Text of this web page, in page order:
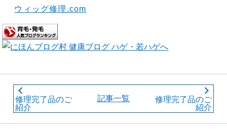
ウィッグ修理.com
修理完了品のご
紹介
記事一覧
修理完了品のご
紹介